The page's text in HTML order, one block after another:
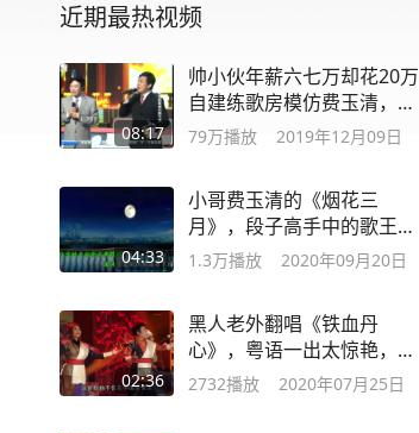
近期最热视频
08:17
帅小伙年薪六七万却花20万
自建练歌房模仿费玉清，太
棒了非常值得
79万播放 2019年12月09日
04:33
小哥费玉清的《烟花三
月》，段子高手中的歌王，
歌声迷人清新
1.3万播放 2020年09月20日
02:36
黑人老外翻唱《铁血丹
心》，粤语一出太惊艳，网
友：这能叫老外？
2732播放 2020年07月25日